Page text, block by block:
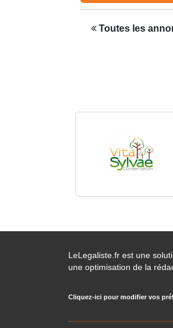
Toutes les
LeLegaliste.fr est une
une optimisation de la
Cliquez-ici pour modifier vos